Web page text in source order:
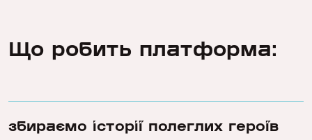
Що робить платформа:
збираємо історії полеглих героїв